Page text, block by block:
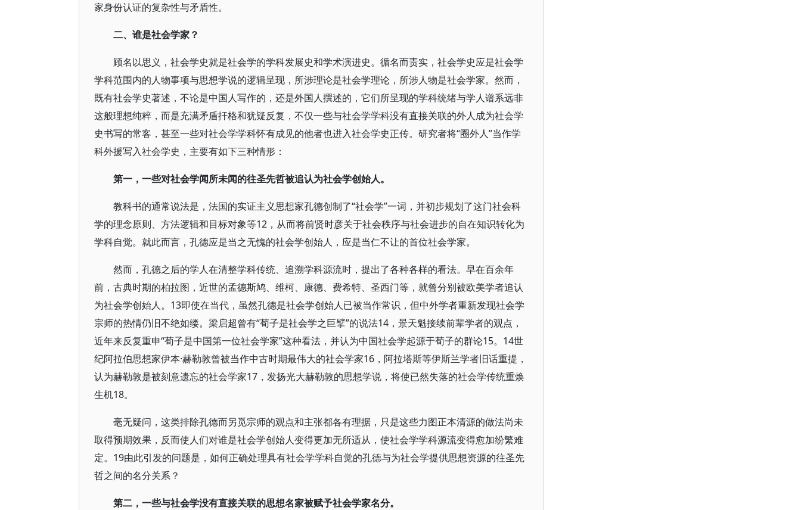
家身份认证的复杂性与矛盾性。
二、谁是社会学家？
顾名以思义，社会学史就是社会学的学科发展史和学术演进史。循名而责实，社会学史应是社会学
学科范围内的人物事项与思想学说的逻辑呈现，所涉理论是社会学理论，所涉人物是社会学家。然而，
既有社会学史著述，不论是中国人写作的，还是外国人撰述的，它们所呈现的学科统绪与学人谱系远非
这般理想纯粹，而是充满矛盾扞格和犹疑反复，不仅一些与社会学学科没有直接关联的外人成为社会学
史书写的常客，甚至一些对社会学学科怀有成见的他者也进入社会学史正传。研究者将“圈外人”当作学
科外援写入社会学史，主要有如下三种情形：
第一，一些对社会学闻所未闻的往圣先哲被追认为社会学创始人。
教科书的通常说法是，法国的实证主义思想家孔德创制了“社会学”一词，并初步规划了这门社会科
学的理念原则、方法逻辑和目标对象等12，从而将前贤时彦关于社会秩序与社会进步的自在知识转化为
学科自觉。就此而言，孔德应是当之无愧的社会学创始人，应是当仁不让的首位社会学家。
然而，孔德之后的学人在清整学科传统、追溯学科源流时，提出了各种各样的看法。早在百余年
前，古典时期的柏拉图，近世的孟德斯鸠、维柯、康德、费希特、圣西门等，就曾分别被欧美学者追认
为社会学创始人。13即使在当代，虽然孔德是社会学创始人已被当作常识，但中外学者重新发现社会学
宗师的热情仍旧不绝如缕。梁启超曾有“荀子是社会学之巨擘”的说法14，景天魁接续前辈学者的观点，
近年来反复重申“荀子是中国第一位社会学家”这种看法，并认为中国社会学起源于荀子的群论15。14世
纪阿拉伯思想家伊本·赫勒敦曾被当作中古时期最伟大的社会学家16，阿拉塔斯等伊斯兰学者旧话重提，
认为赫勒敦是被刻意遗忘的社会学家17，发扬光大赫勒敦的思想学说，将使已然失落的社会学传统重焕
生机18。
毫无疑问，这类排除孔德而另觅宗师的观点和主张都各有理据，只是这些力图正本清源的做法尚未
取得预期效果，反而使人们对谁是社会学创始人变得更加无所适从，使社会学学科源流变得愈加纷繁难
定。19由此引发的问题是，如何正确处理具有社会学学科自觉的孔德与为社会学提供思想资源的往圣先
哲之间的名分关系？
第二，一些与社会学没有直接关联的思想名家被赋予社会学家名分。